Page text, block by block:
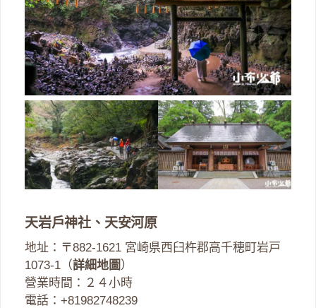
天岩戶神社、天安河原
地址：〒882-1621 宮崎県西臼杵郡高千穂町岩戸
1073-1（詳細地圖）
營業時間：２４小時
電話：+81982748239